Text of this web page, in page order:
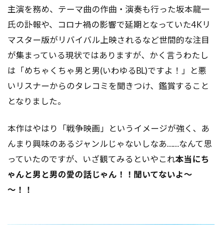
主演を務め、テーマ曲の作曲・演奏も行った坂本龍一
氏の訃報や、コロナ禍の影響で延期となっていた4Kリ
マスター版がリバイバル上映されるなど世間的な注目
が集まっている現状ではありますが、かく言うわたし
は「めちゃくちゃ男と男(いわゆるBL)ですよ！」と悪
いリスナーからのタレコミを聞きつけ、鑑賞すること
となりました。
本作はやはり「戦争映画」というイメージが強く、あ
んまり興味のあるジャンルじゃないしなあ……なんて思
っていたのですが、いざ観てみるといやこれ本当にち
ゃんと男と男の愛の話じゃん！！聞いてないよ～
～！！